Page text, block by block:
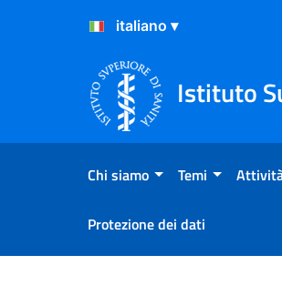
Salta al Contenuto
Salta al Footer
Istituto
Chi siamo Temi
Protezione dei dati